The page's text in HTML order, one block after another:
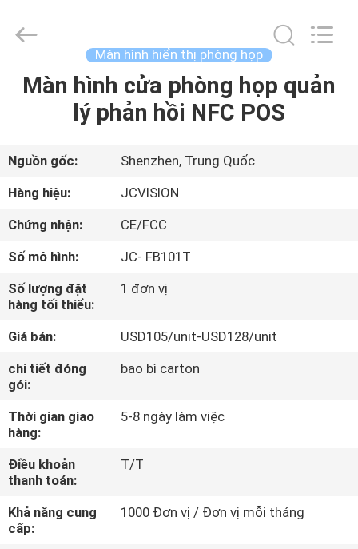
NHÀ
PHẨM
VỀ
TÔI
THAM
QUAN
NHÀ
KIỂM
SOÁT
CHẤT
LƯỢNG
Shenzhen
Junction
Màn hình hiển thị phòng họp
Màn hình cửa phòng họp quản
lý phản hồi NFC POS
Nguồn gốc:
Shenzhen, Trung Quốc
Hàng hiệu:
JCVISION
Chứng nhận:
CE/FCC
Số mô hình:
JC- FB101T
Số lượng đặt
hàng tối thiểu:
1 đơn vị
Giá bán:
USD105/unit-USD128/unit
chi tiết đóng
gói:
bao bì carton
Thời gian giao
hàng:
5-8 ngày làm việc
Điều khoản
thanh toán:
T/T
Khả năng cung
cấp:
1000 Đơn vị / Đơn vị mỗi tháng